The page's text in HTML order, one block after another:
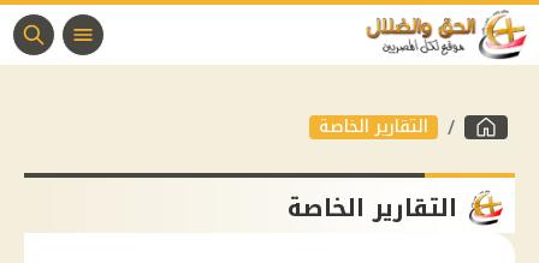
التقارير الخاصة
التقارير الخاصة